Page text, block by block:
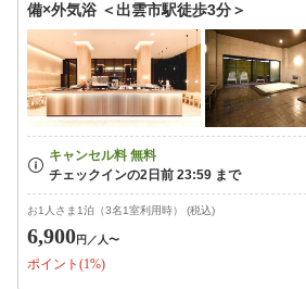
備×外気浴 ＜出雲市駅徒歩3分＞
お1人さま1泊（3名1室利用時） (税込)
6,900円 ／人〜
ポイント(1%)